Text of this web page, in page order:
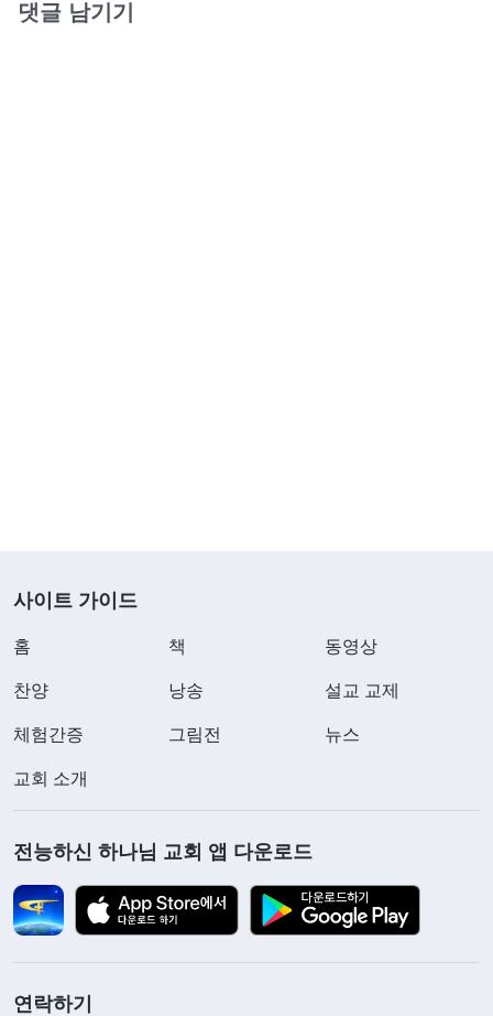
댓글 남기기
사이트 가이드
홈 책 동영상
찬양 낭송 설교 교제
체험간증 그림전 뉴스
교회 소개
전능하신 하나님 교회 앱 다운로드
연락하기